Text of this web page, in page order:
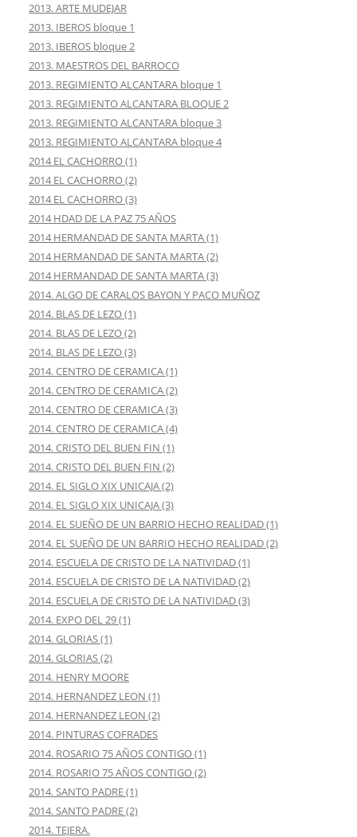
2013. ARTE MUDEJAR
2013. IBEROS bloque 1
2013. IBEROS bloque 2
2013. MAESTROS DEL BARROCO
2013. REGIMIENTO ALCANTARA bloque 1
2013. REGIMIENTO ALCANTARA BLOQUE 2
2013. REGIMIENTO ALCANTARA bloque 3
2013. REGIMIENTO ALCANTARA bloque 4
2014 EL CACHORRO (1)
2014 EL CACHORRO (2)
2014 EL CACHORRO (3)
2014 HDAD DE LA PAZ 75 AÑOS
2014 HERMANDAD DE SANTA MARTA (1)
2014 HERMANDAD DE SANTA MARTA (2)
2014 HERMANDAD DE SANTA MARTA (3)
2014. ALGO DE CARALOS BAYON Y PACO MUÑOZ
2014. BLAS DE LEZO (1)
2014. BLAS DE LEZO (2)
2014. BLAS DE LEZO (3)
2014. CENTRO DE CERAMICA (1)
2014. CENTRO DE CERAMICA (2)
2014. CENTRO DE CERAMICA (3)
2014. CENTRO DE CERAMICA (4)
2014. CRISTO DEL BUEN FIN (1)
2014. CRISTO DEL BUEN FIN (2)
2014. EL SIGLO XIX UNICAJA (2)
2014. EL SIGLO XIX UNICAJA (3)
2014. EL SUEÑO DE UN BARRIO HECHO REALIDAD (1)
2014. EL SUEÑO DE UN BARRIO HECHO REALIDAD (2)
2014. ESCUELA DE CRISTO DE LA NATIVIDAD (1)
2014. ESCUELA DE CRISTO DE LA NATIVIDAD (2)
2014. ESCUELA DE CRISTO DE LA NATIVIDAD (3)
2014. EXPO DEL 29 (1)
2014. GLORIAS (1)
2014. GLORIAS (2)
2014. HENRY MOORE
2014. HERNANDEZ LEON (1)
2014. HERNANDEZ LEON (2)
2014. PINTURAS COFRADES
2014. ROSARIO 75 AÑOS CONTIGO (1)
2014. ROSARIO 75 AÑOS CONTIGO (2)
2014. SANTO PADRE (1)
2014. SANTO PADRE (2)
2014. TEJERA.